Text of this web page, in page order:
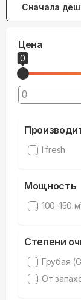
Сначала
Цена
0
I fresh
Мощность
100–150
Степени
Грубая
От